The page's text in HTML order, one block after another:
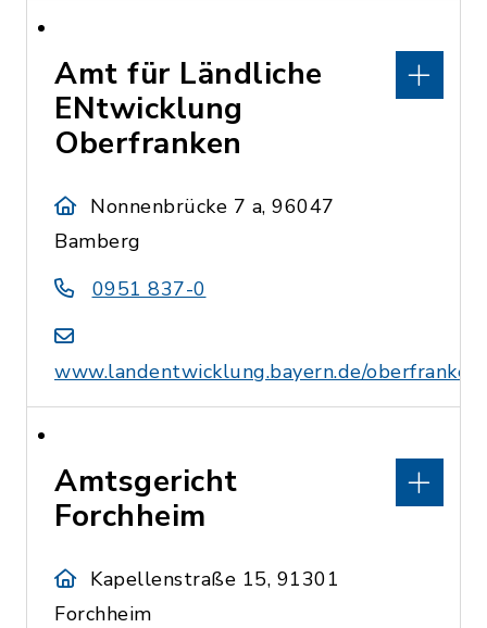
Amt für Ländliche
ENtwicklung
Oberfranken
Nonnenbrücke 7 a, 96047
Bamberg
0951 837-0
www.landentwicklung.bayern.de/oberfranken
Amtsgericht
Forchheim
Kapellenstraße 15, 91301
Forchheim